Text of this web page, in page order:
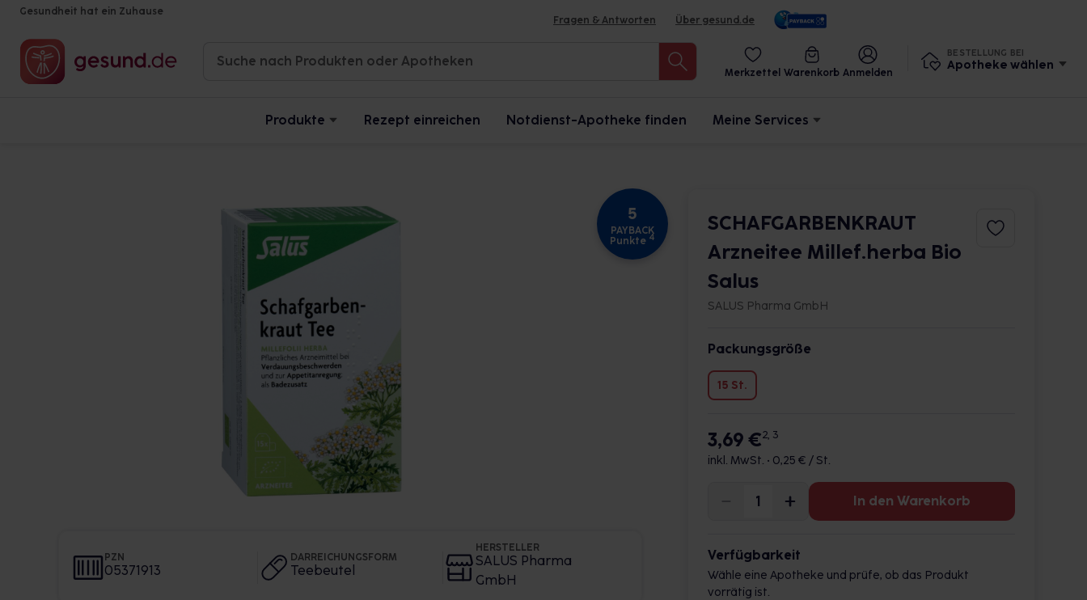
Gesundheit hat ein Zuhause
Fragen & Antworten Über gesund.de
Merkzettel Warenkorb Anmelden
BESTELLUNG BEI
Apotheke wählen
Produkte Rezept einreichen Notdienst-Apotheke finden Meine Services
5
PAYBACK
Punkte 4
PZN
05371913
DARREICHUNGSFORM
Teebeutel
HERSTELLER
SALUS Pharma
GmbH
SCHAFGARBENKRAUT
Arzneitee Millef.herba Bio
Salus
SALUS Pharma GmbH
Packungsgröße
15 St.
3,69 €2, 3
inkl. MwSt. • 0,25 € / St.
In den Warenkorb
Verfügbarkeit
Wähle eine Apotheke und prüfe, ob das Produkt
vorrätig ist.